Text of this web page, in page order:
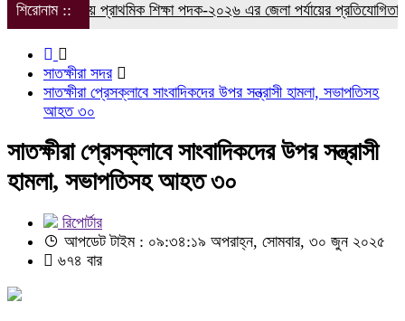
শিরোনাম ::প্রাথমিক শিক্ষা পদক-২০২৬ এর জেলা পর্যায়ের প্রতিযোগিতা
সাতক্ষীরা সদর
সাতক্ষীরা প্রেসক্লাবে সাংবাদিকদের উপর সন্ত্রাসী হামলা, সভাপতিসহ
আহত ৩০
সাতক্ষীরা প্রেসক্লাবে সাংবাদিকদের উপর সন্ত্রাসী
হামলা, সভাপতিসহ আহত ৩০
রিপোর্টার
আপডেট টাইম : ০৯:৩৪:১৯ অপরাহ্ন, সোমবার, ৩০ জুন ২০২৫
৬৭৪ বার